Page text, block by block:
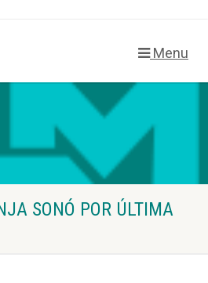
Menu
SONÓ POR ÚLTIMA